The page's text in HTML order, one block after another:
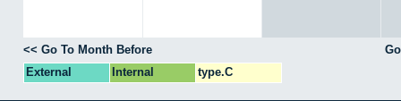
<< Go To Month Before
External
Internal type.C